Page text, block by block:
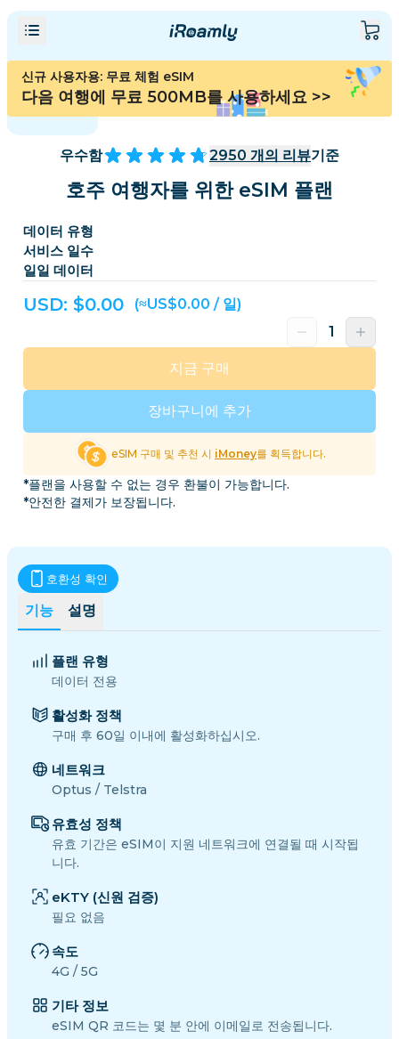
신규 사용자용: 무료 체험 eSIM
다음 여행에 무료 500MB를 사용하세요 >>
우수함 2950 개의 리뷰기준
호주 여행자를 위한 eSIM 플랜
데이터 유형
서비스 일수
일일 데이터
USD: $0.00 (≈US$0.00 / 일)
장바구니에 추가
지금 구매
eSIM 구매 및 추천 시 iMoney를 획득합니다.
*플랜을 사용할 수 없는 경우 환불이 가능합니다.
*안전한 결제가 보장됩니다.
기능 설명
호환성 확인
플랜 유형
데이터 전용
활성화 정책
구매 후 60일 이내에 활성화하십시오.
네트워크
Optus / Telstra
유효성 정책
유효 기간은 eSIM이 지원 네트워크에 연결될 때 시작됩
니다.
eKTY (신원 검증)
필요 없음
속도
4G / 5G
기타 정보
eSIM QR 코드는 몇 분 안에 이메일로 전송됩니다.